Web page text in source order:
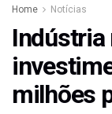
Home Notícias
Indústria
milhões